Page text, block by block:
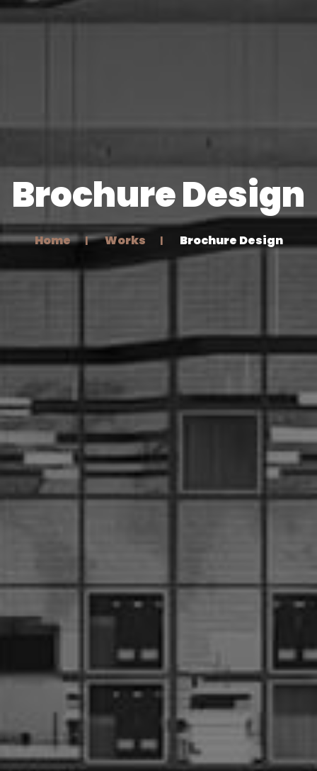
Brochure Design
Home Works Brochure Design